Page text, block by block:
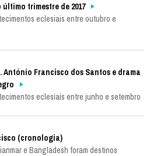
trimestre de 2017
eclesiais entre outubro e
António Francisco dos Santos e drama
eclesiais entre junho e setembro
(cronologia)
e Bangladesh foram destinos